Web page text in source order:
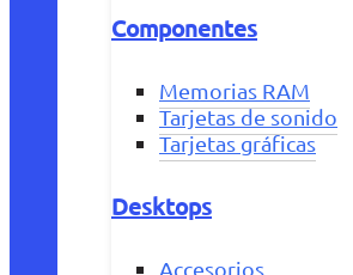
Componentes
Memorias RAM
Tarjetas de sonido
Tarjetas gráficas
Desktops
Accesorios